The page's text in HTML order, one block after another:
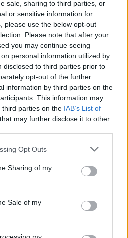
sale, sharing to third parties, or
or sensitive information for
please use the below opt-out
Please note that after your
you may continue seeing
personal information utilized by
disclosed to third parties prior to
opt-out of the further
information by third parties on the
This information may
third parties on the IAB’s List of
that may further disclose it to other
app uses one or more Google
behaviour. You may click to
and its third-party tags to
purposes in below Google
Opt Outs
Sharing of my
Sale of my
a területen található
Műromok, valamint a közeli